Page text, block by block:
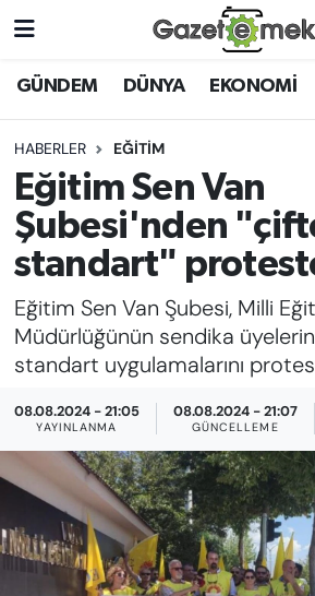
GÜNDEM DÜNYA EKONOMİ
HABERLER EĞİTİM
Eğitim Sen Van
Şubesi'nden
standart"
Eğitim Sen Van Şubesi, Milli
Müdürlüğünün sendika
standart uygulamalarını
08.08.2024 - 21:05
YAYINLANMA
08.08.2024 - 21:07
GÜNCELLEME
DÜNYA
EKONOMİ
EMEK HABERLERİ
YENİ MEDYADA EMEK
GAZETECİLİĞİNİ GELİŞTİRMEK
FAYDALI BİLGİLER
KADIN
SAĞLIK
Nöbetçi Eczaneler
Hava Durumu
İstanbul Namaz Vakitleri
Trafik Durumu
Süper Lig Puan Durumu ve
Tüm Manşetler
Son Dakika Haberleri
Haber Arşivi